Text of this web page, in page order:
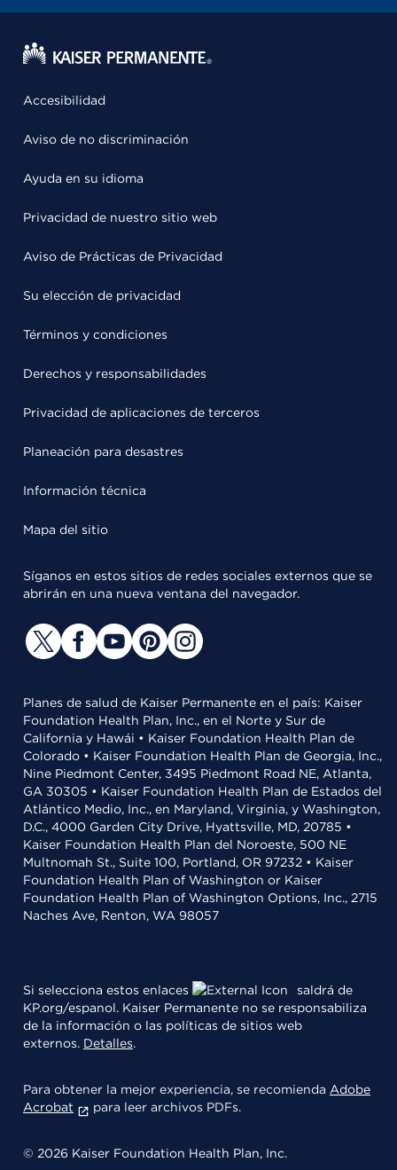
Accesibilidad
Aviso de no discriminación
Ayuda en su idioma
Privacidad de nuestro sitio web
Aviso de Prácticas de Privacidad
Su elección de privacidad
Términos y condiciones
Derechos y responsabilidades
Privacidad de aplicaciones de terceros
Planeación para desastres
Información técnica
Mapa del sitio
Síganos en estos sitios de redes sociales externos que se
abrirán en una nueva ventana del navegador.
Planes de salud de Kaiser Permanente en el país: Kaiser
Foundation Health Plan, Inc., en el Norte y Sur de
California y Hawái • Kaiser Foundation Health Plan de
Colorado • Kaiser Foundation Health Plan de Georgia, Inc.,
Nine Piedmont Center, 3495 Piedmont Road NE, Atlanta,
GA 30305 • Kaiser Foundation Health Plan de Estados del
Atlántico Medio, Inc., en Maryland, Virginia, y Washington,
D.C., 4000 Garden City Drive, Hyattsville, MD, 20785 •
Kaiser Foundation Health Plan del Noroeste, 500 NE
Multnomah St., Suite 100, Portland, OR 97232 • Kaiser
Foundation Health Plan of Washington or Kaiser
Foundation Health Plan of Washington Options, Inc., 2715
Naches Ave, Renton, WA 98057
Si selecciona estos enlaces
saldrá de
KP.org/espanol. Kaiser Permanente no se responsabiliza
de la información o las políticas de sitios web
externos. Detalles.
Para obtener la mejor experiencia, se recomienda Adobe
Acrobat
para leer archivos PDFs.
© 2026 Kaiser Foundation Health Plan, Inc.